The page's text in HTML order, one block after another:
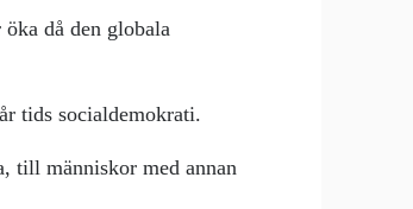
då den globala
tids socialdemokrati.
till människor med annan